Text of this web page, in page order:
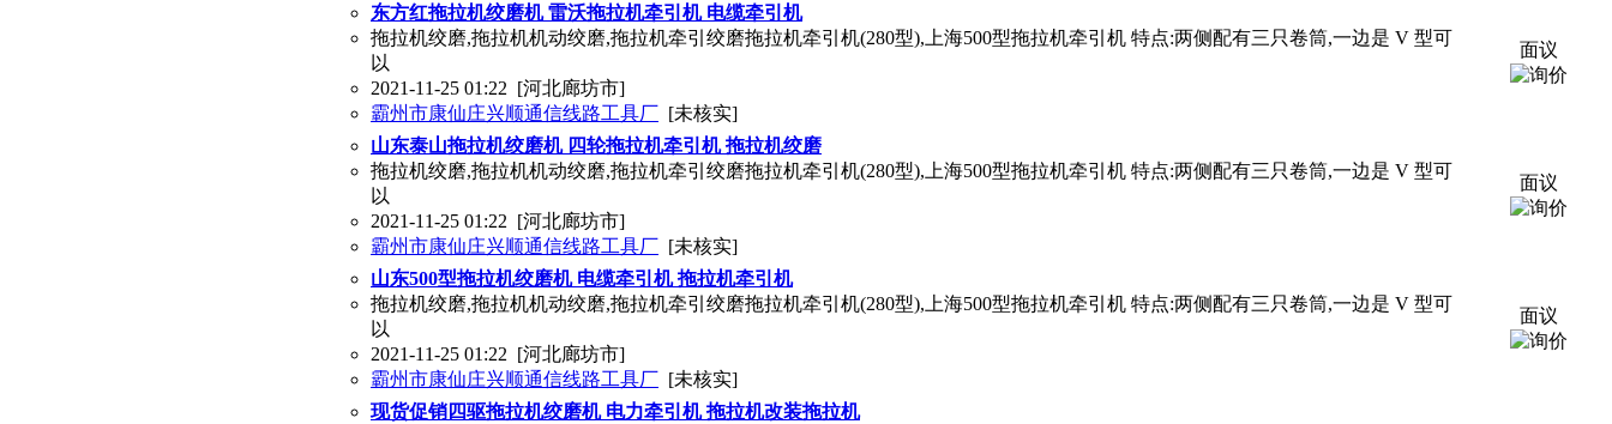
东方红拖拉机绞磨机 雷沃拖拉机牵引机 电缆牵引机
拖拉机绞磨,拖拉机机动绞磨,拖拉机牵引绞磨拖拉机牵引机(280型),上海500型拖拉机牵引机 特点:两侧配有三只卷筒,一边是 V 型可
以
2021-11-25 01:22 [河北廊坊市]
霸州市康仙庄兴顺通信线路工具厂 [未核实]
面议
山东泰山拖拉机绞磨机 四轮拖拉机牵引机 拖拉机绞磨
拖拉机绞磨,拖拉机机动绞磨,拖拉机牵引绞磨拖拉机牵引机(280型),上海500型拖拉机牵引机 特点:两侧配有三只卷筒,一边是 V 型可
以
2021-11-25 01:22 [河北廊坊市]
霸州市康仙庄兴顺通信线路工具厂 [未核实]
面议
山东500型拖拉机绞磨机 电缆牵引机 拖拉机牵引机
拖拉机绞磨,拖拉机机动绞磨,拖拉机牵引绞磨拖拉机牵引机(280型),上海500型拖拉机牵引机 特点:两侧配有三只卷筒,一边是 V 型可
以
2021-11-25 01:22 [河北廊坊市]
霸州市康仙庄兴顺通信线路工具厂 [未核实]
面议
现货促销四驱拖拉机绞磨机 电力牵引机 拖拉机改装拖拉机